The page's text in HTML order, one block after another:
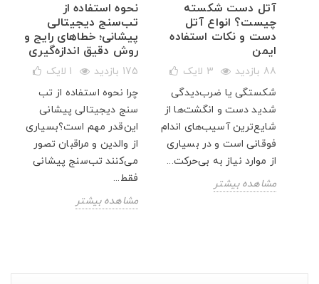
نحوه استفاده از
تب‌سنج دیجیتالی
پیشانی؛ خطاهای رایج و
روش دقیق اندازه‌گیری
175 بازدید 1 لایک
چرا نحوه استفاده از تب
سنج دیجیتالی پیشانی
این‌قدر مهم است؟بسیاری
از والدین و مراقبان تصور
می‌کنند تب‌سنج پیشانی
فقط...
مشاهده بیشتر
آتل دست شکسته
چیست؟ انواع آتل
دست و نکات استفاده
ایمن
88 بازدید 3 لایک
شکستگی یا ضرب‌دیدگی
شدید دست و انگشت‌ها از
شایع‌ترین آسیب‌های اندام
فوقانی است و در بسیاری
از موارد نیاز به بی‌حرکت...
مشاهده بیشتر